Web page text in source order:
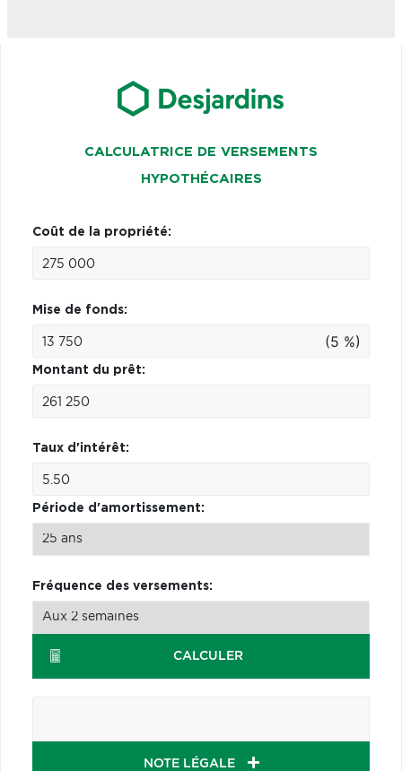
CALCULATRICE DE VERSEMENTS
HYPOTHÉCAIRES
Coût de la propriété:
Mise de fonds:
(5 %)
Montant du prêt:
Taux d'intérêt:
Période d'amortissement:
Fréquence des versements:
CALCULER
NOTE LÉGALE